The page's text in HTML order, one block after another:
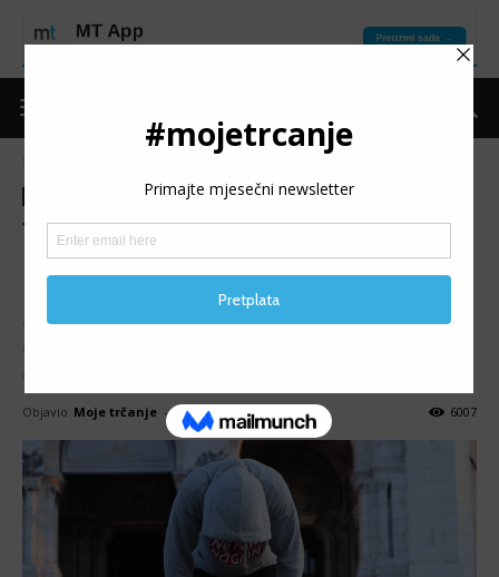
Trening
TABLETE PROTIV BOLOVA:
Uticaj na trkače
Redovito uzimanje tableta protiv bolova (kao što su
ibuprofen, brufen, kafetin) jako loše utječe na stomak i
bubrege.
Objavio Moje trčanje - 25/11/2019 6007